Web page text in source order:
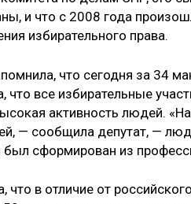
и что с 2008 года
избирательного права.
что сегодня за 34
что все избирательные
активность людей.
— сообщила депутат, —
был сформирован из
что в отличие от